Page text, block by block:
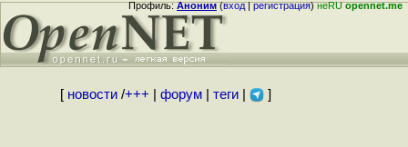
Профиль:Аноним(вход|регистрация)неRUopennet.me
[ новости/+++ форум| теги| ]